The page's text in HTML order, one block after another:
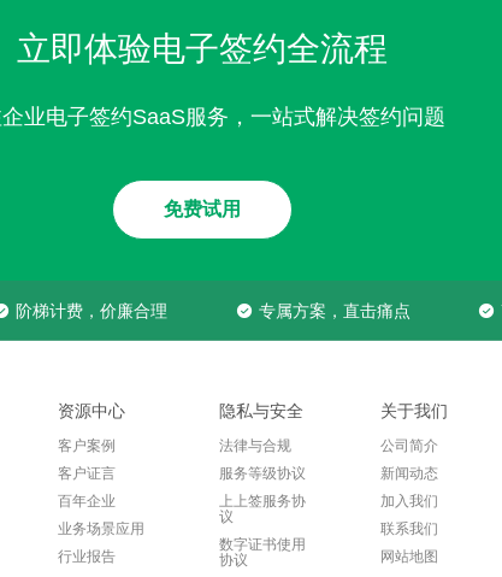
立即体验电子签约全流程
业电子签约SaaS服务，一站式解决签约问题
免费试用
阶梯计费，价廉合理 专属方案，直击痛点
资源中心
客户案例
客户证言
百年企业
业务场景应用
行业报告
隐私与安全
法律与合规
服务等级协议
上上签服务协
议
数字证书使用
协议
关于我们
公司简介
新闻动态
加入我们
联系我们
网站地图